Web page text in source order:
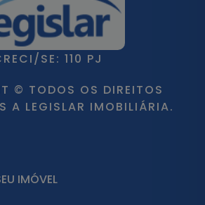
SE: 110 PJ
© TODOS OS DIREITOS
A LEGISLAR IMOBILIÁRIA.
IMÓVEL